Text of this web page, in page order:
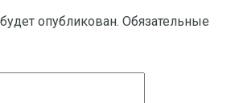
опубликован. Обязательные